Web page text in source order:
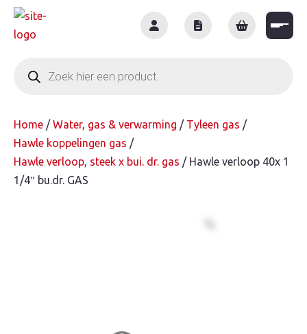
Skip
zoeken
Home /Water, gas & verwarming / Tyleen gas /
Hawle koppelingen gas /
Hawle verloop, steek x bui. dr. gas / Hawle verloop 40x 1
1/4″ bu.dr. GAS